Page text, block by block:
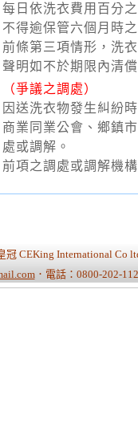
每日依洗衣費用百分
不得逾保管六個月時
前條第三項情形，洗
聲明如不於期限內清
（爭議之調處）
因送洗衣物發生糾紛
商業同業公會、鄉鎮
處或調解。
前項之調處或調解機
冠 CEKing International Co
．電話：0800-202-